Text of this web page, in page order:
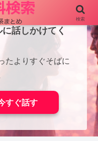
話しかけてく
たよりすぐそばに
すぐ話す
検索